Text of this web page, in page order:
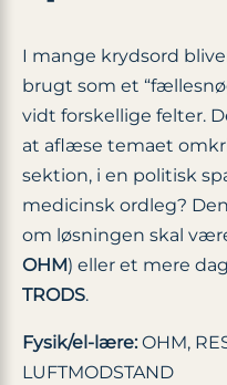
I mange krydsord
brugt som et
vidt forskellige felter.
at aflæse temaet
sektion, i en politisk
medicinsk ordleg?
om løsningen skal
OHM) eller et mere
TRODS.
Fysik/el-lære:OHM,
LUFTMODSTAND